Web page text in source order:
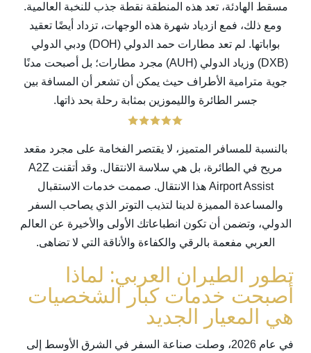
مسقط الهادئة، تعد هذه المنطقة نقطة جذب للنخبة العالمية.
ومع ذلك، فمع ازدياد شهرة هذه الوجهات، تزداد أيضًا تعقيد
بواباتها. لم تعد مطارات حمد الدولي (DOH)
ودبي الدولي
(
DXB) وزياد الدولي (AUH) مجرد مطارات؛ بل أصبحت مدنًا
جوية مترامية الأطراف حيث يمكن أن تشعر أن المسافة بين
جسر الطائرة والليموزين بمثابة رحلة بحد ذاتها.
بالنسبة للمسافر المتميز، لا يقتصر الفخامة على مجرد مقعد
مريح في الطائرة، بل هي سلاسة الانتقال. وقد أتقنت A2Z
Airport Assist هذا الانتقال. صممت خدمات الاستقبال
والمساعدة المميزة لدينا لتذيب التوتر الذي يصاحب السفر
الدولي، وتضمن أن تكون انطباعاتك الأولى والأخيرة عن العالم
العربي مفعمة بالرقي والكفاءة والأناقة التي لا تضاهى.
تطور الطيران العربي: لماذا
أصبحت خدمات كبار الشخصيات
هي المعيار الجديد
في عام 2026، وصلت صناعة السفر في الشرق الأوسط إلى